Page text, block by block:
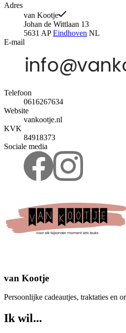
Adres
van Kootje
Johan de Wittlaan 13
5631 APEindhoven NL
E-mail
Telefoon
0616267634
Website
vankootje.nl
KVK
84918373
Sociale media
van Kootje
Persoonlijke cadeautjes, traktaties en
Ik wil...